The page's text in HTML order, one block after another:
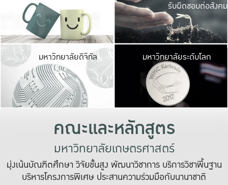
เปิดประ
และพบเรื่องราวใ
รับผิดชอบต่อสังคม
มหาวิทยาลัยดิจิทัล มหาวิ
เปลี่ยนแปลง แล
เพื่อทำง
ระบบสารสนเทศ
มหาวิทยาลัยระดับโลก
คณะและหลักสูตร
มหาวิทยาลัยเกษตรศาสตร์
มุ่งเน้นบัณฑิตศึกษา วิจัยขั้นสูง พัฒนาวิชาการ บริการวิชาพื้นฐาน
บริหารโครงการพิเศษ ประสานความร่วมมือกับนานาชาติ